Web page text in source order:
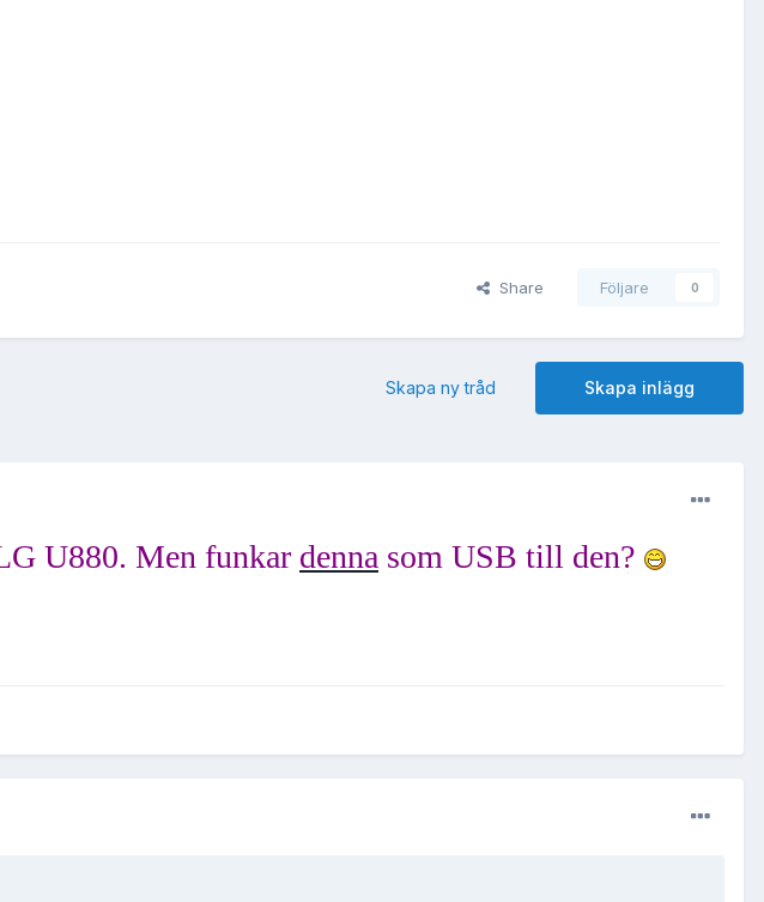
Share Följare 0
Skapa inlägg
Skapa ny tråd
U880. Men funkar denna som USB till den?